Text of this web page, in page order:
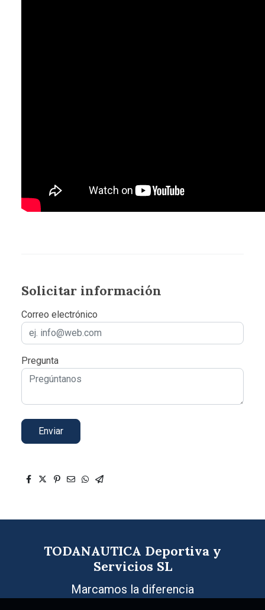
Solicitar información
Correo electrónico
Pregunta
Enviar
TODANAUTICA Deportiva y
Servicios SL
Marcamos la diferencia